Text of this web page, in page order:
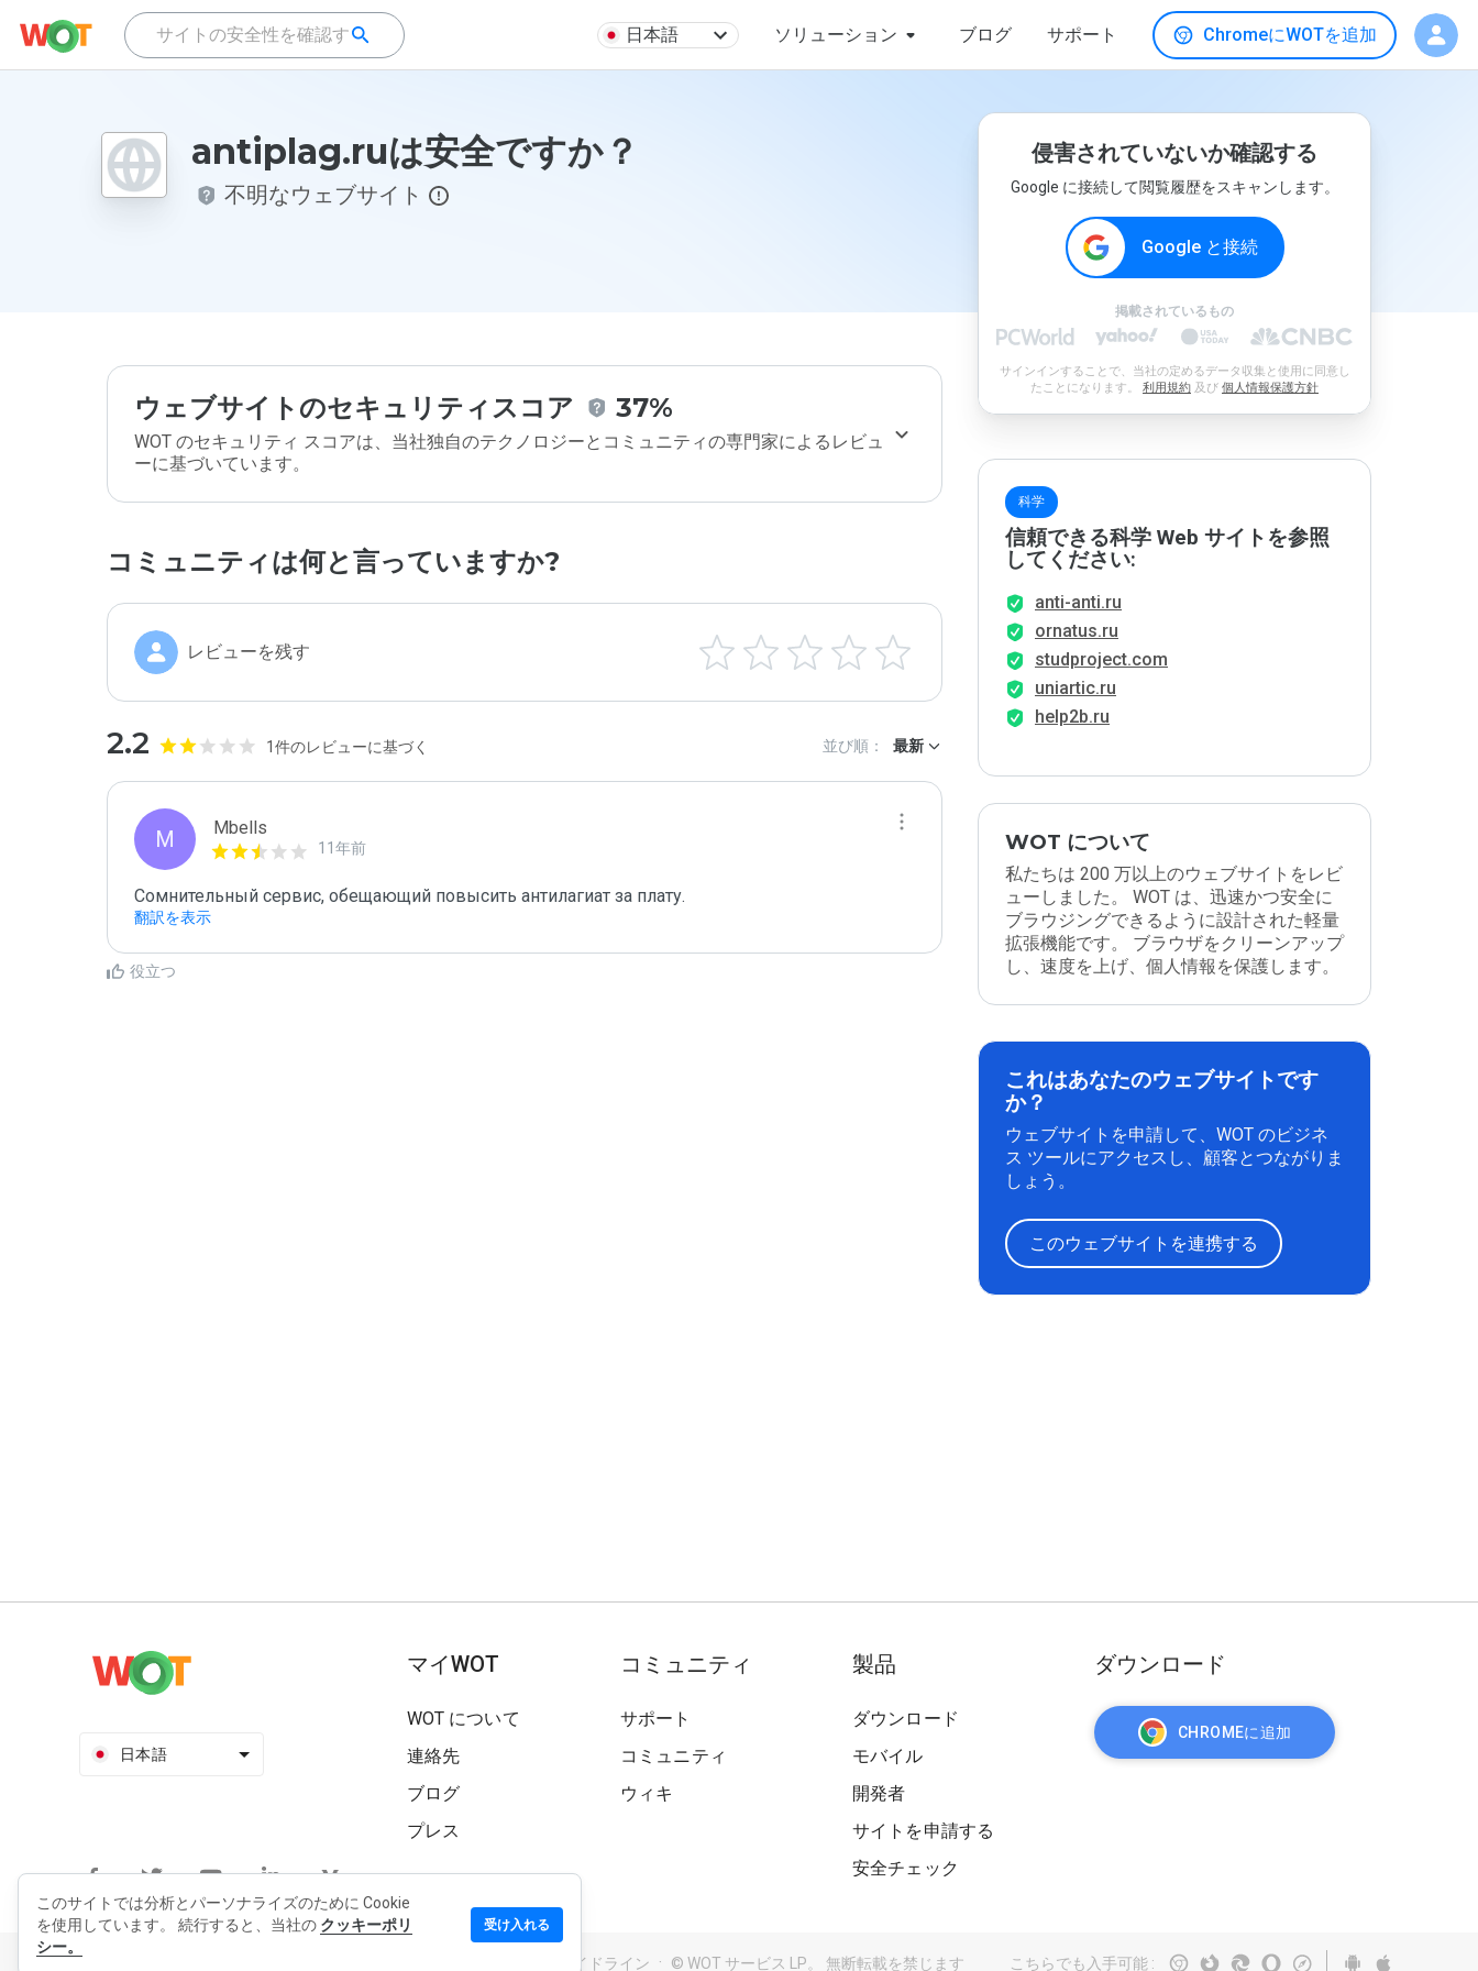
日本語 ソリューション ブログ サポート ChromeにWOTを追加
antiplag.ruは安全ですか？
不明なウェブサイト
ウェブサイトのセキュリティスコア 37%
WOT のセキュリティ スコアは、当社独自のテクノロジーとコミュニティの専門家によるレビュ
ーに基づいています。
コミュニティは何と言っていますか?
レビューを残す
2.2 1件のレビューに基づく 並び順： 最新
M Mbells
11年前
翻訳を表示
役立つ
侵害されていないか確認する
Google に接続して閲覧履歴をスキャンします。
Google と接続
掲載されているもの
サインインすることで、当社の定めるデータ収集と使用に同意し
たことになります。 利用規約 及び 個人情報保護方針
科学
信頼できる科学 Web サイトを参照
してください:
anti-anti.ru
ornatus.ru
studproject.com
uniartic.ru
help2b.ru
WOT について
私たちは 200 万以上のウェブサイトをレビ
ューしました。 WOT は、迅速かつ安全に
ブラウジングできるように設計された軽量
拡張機能です。 ブラウザをクリーンアップ
し、速度を上げ、個人情報を保護します。
これはあなたのウェブサイトです
か？
ウェブサイトを申請して、WOT のビジネ
ス ツールにアクセスし、顧客とつながりま
しょう。
このウェブサイトを連携する
日本語
マイWOT
WOT について
連絡先
ブログ
プレス
コミュニティ
サポート
コミュニティ
ウィキ
製品
ダウンロード
モバイル
開発者
サイトを申請する
安全チェック
ダウンロード
CHROMEに追加
ガイドライン © WOT サービス LP。 無断転載を禁じます こちらでも入手可能 :
このサイトでは分析とパーソナライズのために Cookie
を使用しています。 続行すると、当社の クッキーポリ
シー。
受け入れる